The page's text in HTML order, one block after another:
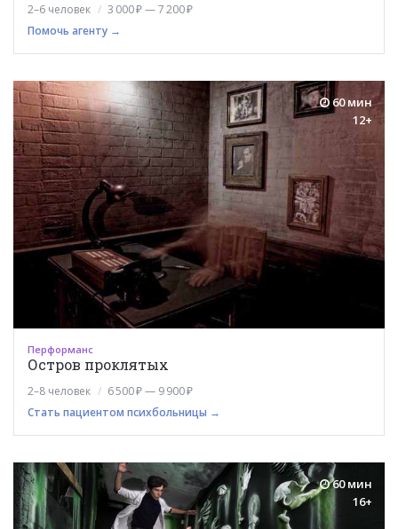
2–6 человек
3 000 ₽ — 7 200 ₽
Помочь агенту →
60 мин
12+
Перформанс
Остров проклятых
2–8 человек
6 500 ₽ — 9 900 ₽
Стать пациентом психбольницы →
60 мин
16+